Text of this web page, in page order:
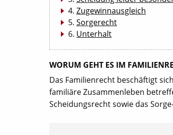
Zugewinnausgleich
Sorgerecht
Unterhalt
WORUM GEHT ES IM
Das Familienrecht beschäftigt
familiäre Zusammenleben
Scheidungsrecht sowie das